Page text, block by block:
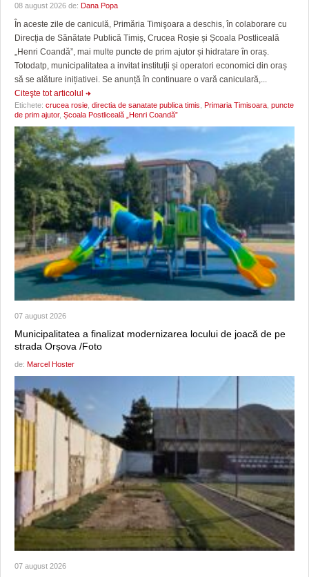
08 august 2026 de: Dana Popa
În aceste zile de caniculă, Primăria Timişoara a deschis, în colaborare cu
Direcția de Sănătate Publică Timiș, Crucea Roșie și Școala Postliceală
„Henri Coandă”, mai multe puncte de prim ajutor și hidratare în oraș.
Totodatp, municipalitatea a invitat instituții și operatori economici din oraș
să se alăture inițiativei. Se anunță în continuare o vară caniculară,...
Citeşte tot articolul
Etichete: crucea rosie directia de sanatate publica timis Primaria Timisoara puncte
de prim ajutor, Școala Postliceală „Henri Coandă”
07 august 2026
Municipalitatea a finalizat modernizarea locului de joacă de pe
strada Orșova /Foto
de: Marcel Hoster
07 august 2026